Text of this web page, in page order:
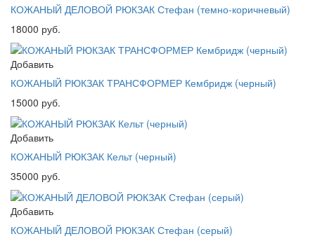
КОЖАНЫЙ ДЕЛОВОЙ РЮКЗАК Стефан (темно-коричневый)
18000 руб.
Добавить
КОЖАНЫЙ РЮКЗАК ТРАНСФОРМЕР Кембридж (черный)
15000 руб.
Добавить
КОЖАНЫЙ РЮКЗАК Кельт (черный)
35000 руб.
Добавить
КОЖАНЫЙ ДЕЛОВОЙ РЮКЗАК Стефан (серый)